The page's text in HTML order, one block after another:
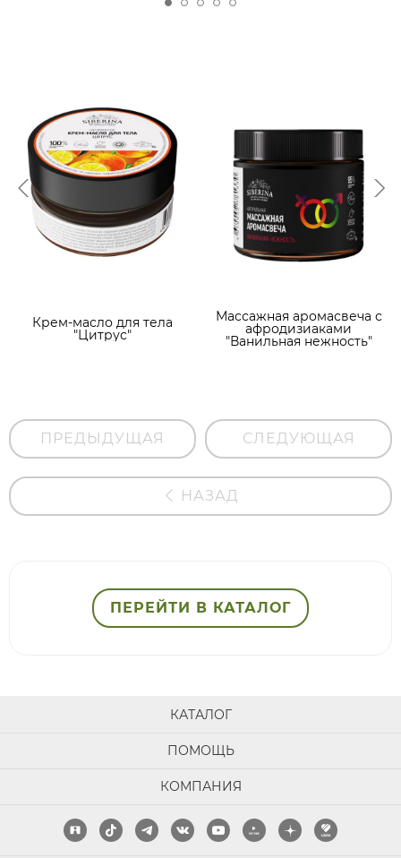
Крем-масло для тела
"Цитрус"
Массажная аромасвеча с
афродизиаками
"Ванильная нежность"
ПРЕДЫДУЩАЯ СЛЕДУЮЩАЯ
НАЗАД
ПЕРЕЙТИ В КАТАЛОГ
КАТАЛОГ
ПОМОЩЬ
КОМПАНИЯ